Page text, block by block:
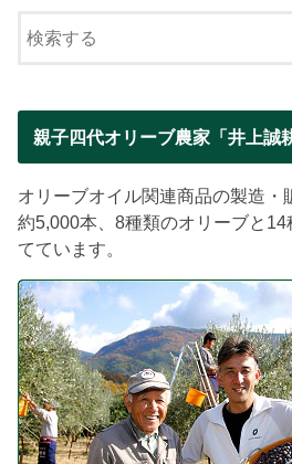
親子四代オリーブ農家「井上誠
オリーブオイル関連商品の製造・
約5,000本、8種類のオリーブと
てています。